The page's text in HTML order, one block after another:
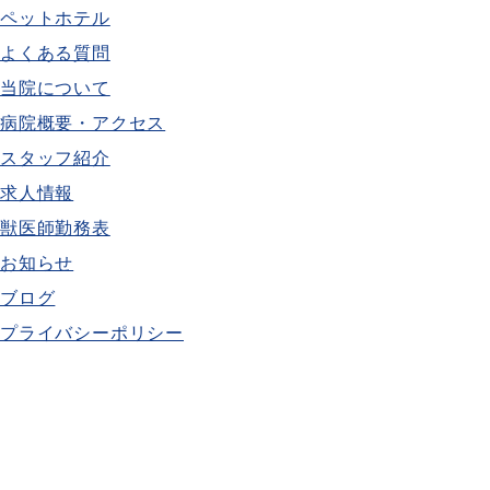
ペットホテル
よくある質問
当院について
病院概要・アクセス
スタッフ紹介
求人情報
獣医師勤務表
お知らせ
ブログ
プライバシーポリシー